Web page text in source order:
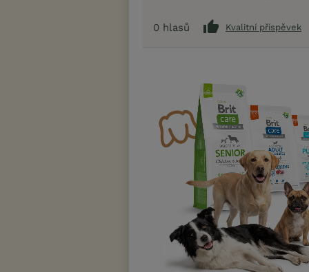
0 hlasů Kvalitní příspěvek